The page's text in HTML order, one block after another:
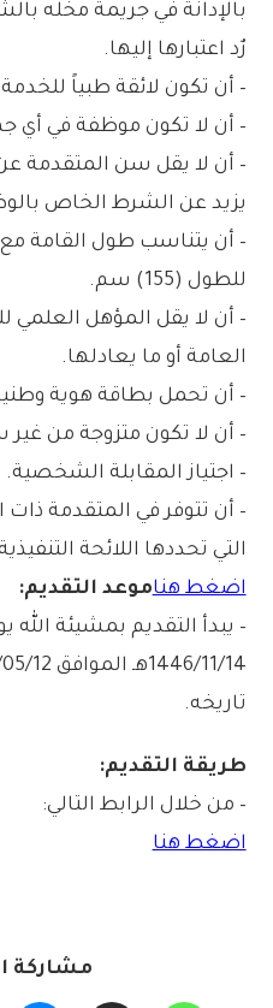
بالإدانة في جريمة مخله
رٌد اعتبارها إليها.
– أن تكون لائقة طبياً
– أن لا تكون موظفة في أي
– أن لا يقل سن المتقدمة
يزيد عن الشرط الخاص
– أن يتناسب طول القامة مع
للطول (155) سم.
– أن لا يقل المؤهل العلمي
العامة أو ما يعادلها.
– أن تحمل بطاقة هوية
– أن لا تكون متزوجة من
– اجتياز المقابلة الشخصية.
– أن تتوفر في المتقدمة
التي تحددها اللائحة
اضغط هناموعد التقديم:
– يبدأ التقديم بمشيئة الله
تاريخه.
طريقة التقديم:
– من خلال الرابط التالي:
اضغط هنا
مشاركة